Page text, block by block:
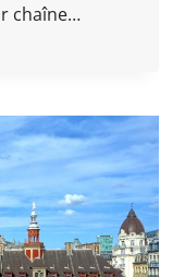
chaîne…